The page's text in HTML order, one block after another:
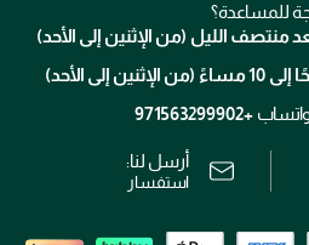
للمساعدة؟
+971563299902
أرسل لنا:
استفسار